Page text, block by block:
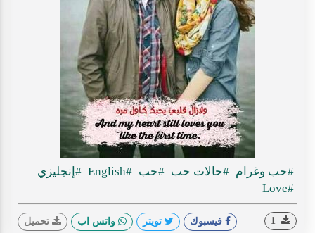
#حب وغرام #حالات حب #حب #English
#إنجليزي
#Love
فيسبوك تويتر واتس اب تحميل